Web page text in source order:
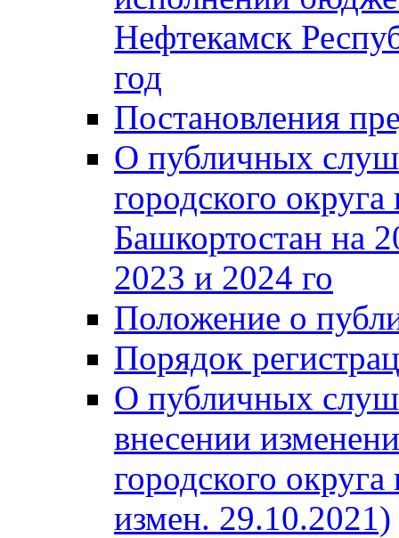
Нефтекамск
год
Постановления
О публичных
городского
Башкортостан на
2023 и 2024 го
Положение о
Порядок
О публичных
внесении
городского
измен. 29.10.2021)